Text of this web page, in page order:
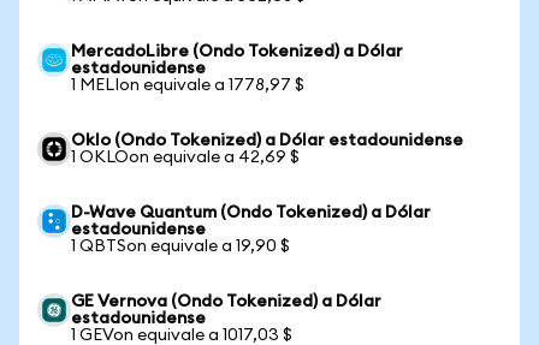
MercadoLibre (Ondo Tokenized) a Dólar
estadounidense
1 MELIon equivale a 1778,97 $
Oklo (Ondo Tokenized) a Dólar estadounidense
1 OKLOon equivale a 42,69 $
D-Wave Quantum (Ondo Tokenized) a Dólar
estadounidense
1 QBTSon equivale a 19,90 $
GE Vernova (Ondo Tokenized) a Dólar
estadounidense
1 GEVon equivale a 1017,03 $